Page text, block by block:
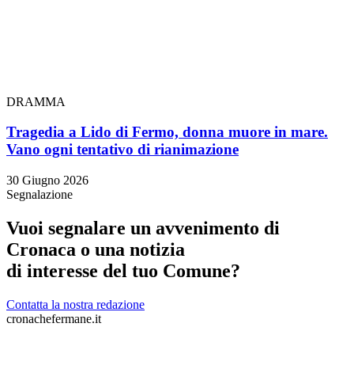
DRAMMA
Tragedia a Lido di Fermo, donna muore in mare.
Vano ogni tentativo di rianimazione
30 Giugno 2026
Segnalazione
Vuoi segnalare un avvenimento di
Cronaca o una notizia
di interesse del tuo Comune?
Contatta la nostra redazione
cronachefermane.it